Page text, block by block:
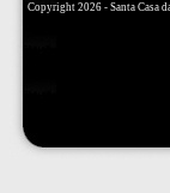
Copyright 2026 - Santa Casa